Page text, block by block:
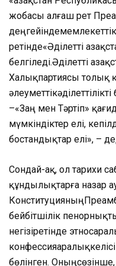
жобасы алғаш рет
деңгейіндемемлекеттік
ретінде«Әділетті
белгіледі.Әділетті
Халықпартиясы толық
әлеуметтікәділеттілікті
–«Заң мен Тәртіп»
мүмкіндіктер елі,
бостандықтар елі», – де
Сондай-ақ, ол тарихи
құндылықтарға назар
Конституцияның
бейбітшілік пен
негізіретінде
конфессияаралық
бөлінген. Оныңсөзінше,